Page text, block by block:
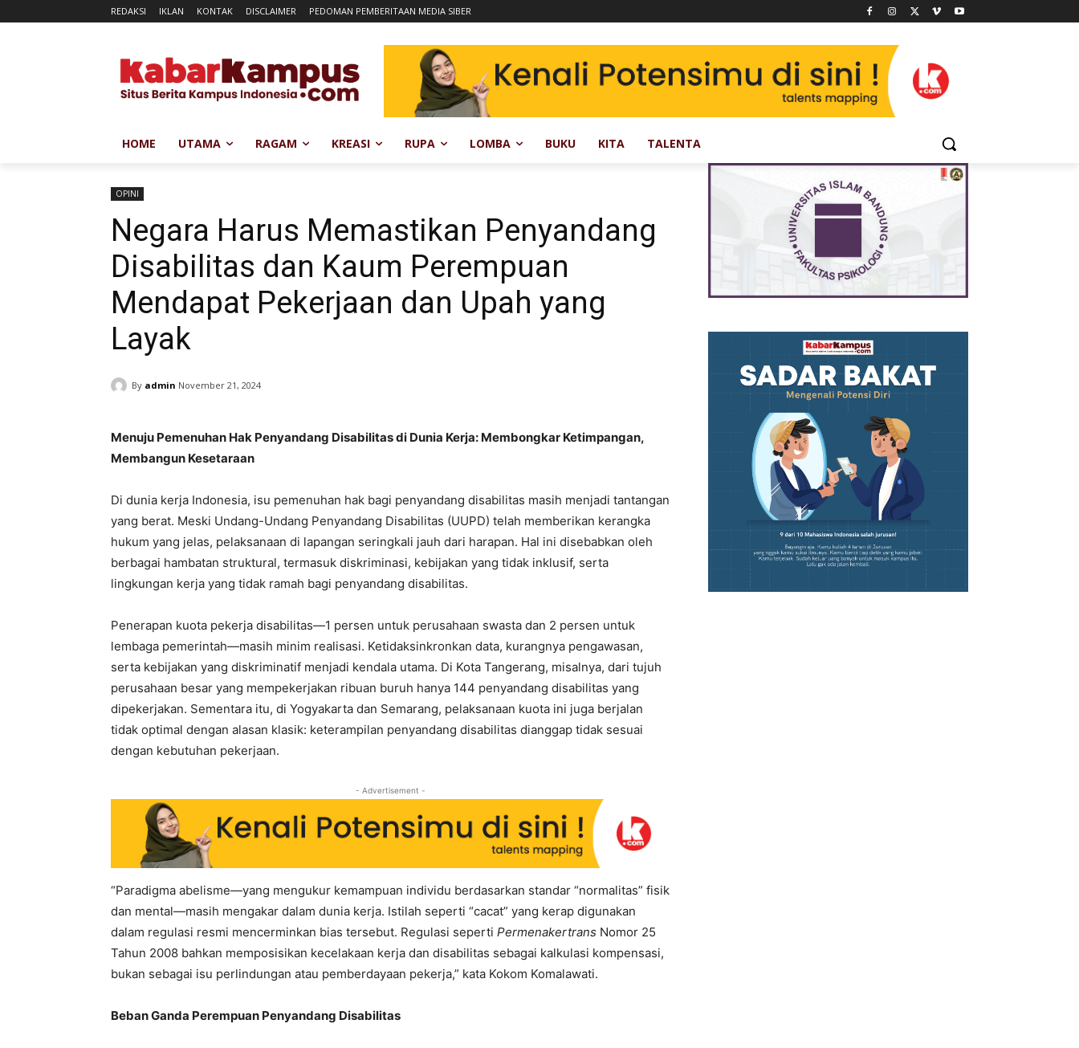
REDAKSI IKLAN KONTAK DISCLAIMER PEDOMAN PEMBERITAAN MEDIA SIBER
HOME UTAMA RAGAM KREASI RUPA LOMBA BUKU KITA TALENTA
OPINI
Negara Harus Memastikan Penyandang
Disabilitas dan Kaum Perempuan
Mendapat Pekerjaan dan Upah yang
Layak
By admin November 21, 2024
Menuju Pemenuhan Hak Penyandang Disabilitas di Dunia Kerja: Membongkar Ketimpangan,
Membangun Kesetaraan
Di dunia kerja Indonesia, isu pemenuhan hak bagi penyandang disabilitas masih menjadi tantangan
yang berat. Meski Undang-Undang Penyandang Disabilitas (UUPD) telah memberikan kerangka
hukum yang jelas, pelaksanaan di lapangan seringkali jauh dari harapan. Hal ini disebabkan oleh
berbagai hambatan struktural, termasuk diskriminasi, kebijakan yang tidak inklusif, serta
lingkungan kerja yang tidak ramah bagi penyandang disabilitas.
Penerapan kuota pekerja disabilitas—1 persen untuk perusahaan swasta dan 2 persen untuk
lembaga pemerintah—masih minim realisasi. Ketidaksinkronkan data, kurangnya pengawasan,
serta kebijakan yang diskriminatif menjadi kendala utama. Di Kota Tangerang, misalnya, dari tujuh
perusahaan besar yang mempekerjakan ribuan buruh hanya 144 penyandang disabilitas yang
dipekerjakan. Sementara itu, di Yogyakarta dan Semarang, pelaksanaan kuota ini juga berjalan
tidak optimal dengan alasan klasik: keterampilan penyandang disabilitas dianggap tidak sesuai
dengan kebutuhan pekerjaan.
- Advertisement -
“Paradigma abelisme—yang mengukur kemampuan individu berdasarkan standar “normalitas” fisik
dan mental—masih mengakar dalam dunia kerja. Istilah seperti “cacat” yang kerap digunakan
dalam regulasi resmi mencerminkan bias tersebut. Regulasi seperti Permenakertrans Nomor 25
Tahun 2008 bahkan memposisikan kecelakaan kerja dan disabilitas sebagai kalkulasi kompensasi,
bukan sebagai isu perlindungan atau pemberdayaan pekerja,” kata Kokom Komalawati.
Beban Ganda Perempuan Penyandang Disabilitas